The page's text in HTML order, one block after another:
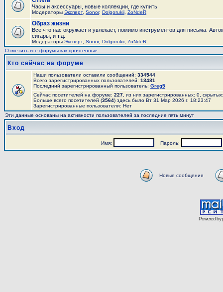
Часы и аксесcуары, новые коллекции, где купить
Модераторы Эксперт, Sonor, Dolgorukii ZoNdeR
Образ жизни
Все что нас окружает и увлекает, помимо инструментов для письма.
сигары, и т.д.
Модераторы Эксперт, Sonor, Dolgorukii ZoNdeR
Отметить все форумы как прочтённые
Кто сейчас на форуме
Наши пользователи оставили сообщений: 334544
Всего зарегистрированных пользователей: 13481
Последний зарегистрированный пользователь: Greg5
Сейчас посетителей на форуме: 227 , из них зарегистрированных: 0,
Больше всего посетителей (3564) здесь было Вт 31 Мар 2026 г. 18:23:47
Зарегистрированные пользователи: Нет
Эти данные основаны на активности пользователей за последние пять минут
Вход
Имя: Пароль:
Новые сообщения
Powered by